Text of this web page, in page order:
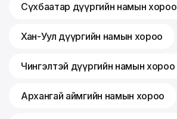
Сүхбаатар дүүргийн намын хороо
Хан-Уул дүүргийн намын хороо
Чингэлтэй дүүргийн намын хороо
Архангай аймгийн намын хороо